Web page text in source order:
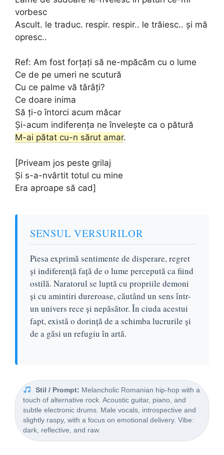
vorbesc
Ascult. le traduc. respir. respir.. le trăiesc.. și mă
opresc..
Ref: Am fost forțați să ne-mpăcăm cu o lume
Ce de pe umeri ne scutură
Cu ce palme vă târâți?
Ce doare inima
Să ți-o întorci acum măcar
Și-acum indiferența ne învelește ca o pătură
M-ai pătat cu-n sărut amar.
[Priveam jos peste grilaj
Și s-a-nvârtit totul cu mine
Era aproape să cad]
SENSUL VERSURILOR
Piesa exprimă sentimente de disperare, regret
și indiferență față de o lume percepută ca fiind
ostilă. Naratorul se luptă cu propriile demoni
și cu amintiri dureroase, căutând un sens într-
un univers rece și nepăsător. În ciuda acestui
fapt, există o dorință de a schimba lucrurile și
de a găsi un refugiu în artă.
Stil / Prompt: Melancholic Romanian hip-hop with a
touch of alternative rock. Acoustic guitar, piano, and
subtle electronic drums. Male vocals, introspective and
slightly raspy, with a focus on emotional delivery. Vibe:
dark, reflective, and raw.